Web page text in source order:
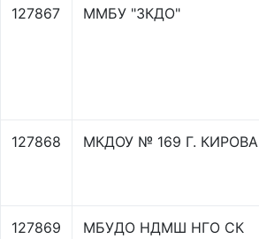
127867 ММБУ "ЗКДО"
127868 МКДОУ № 169 Г. КИРОВА
127869 МБУДО НДМШ НГО СК